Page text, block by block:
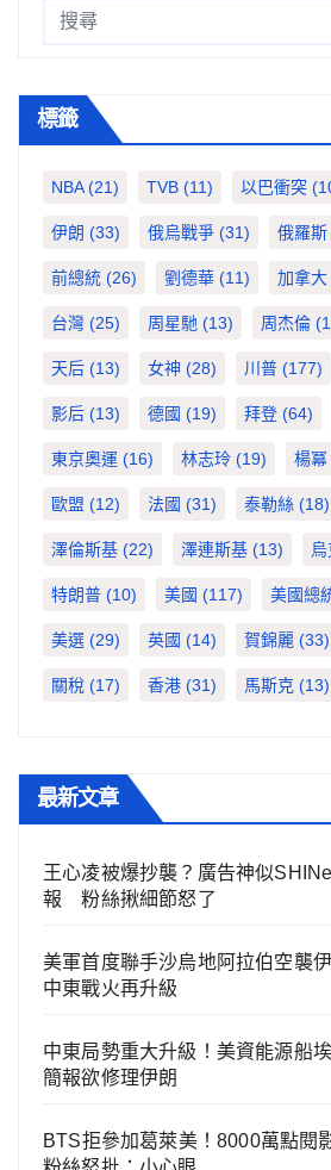
標籤
NBA(21) TVB (11) 以巴衝突
伊朗 (33) 俄烏戰爭 (31) 俄羅斯
前總統 (26) 劉德華 (11) 加拿大
台灣 (25) 周星馳 (13) 周杰倫
天后 (13) 女神 (28) 川普 (177)
影后 (13) 德國 (19) 拜登 (64)
東京奧運 (16) 林志玲 (19) 楊冪
歐盟 (12) 法國 (31) 泰勒絲 (18)
澤倫斯基 (22) 澤連斯基 (13)
特朗普 (10) 美國 (117) 美國總
美選 (29) 英國 (14) 賀錦麗 (33)
關稅 (17) 香港 (31) 馬斯克 (13)
最新文章
王心凌被爆抄襲？廣告神似
報 粉絲揪細節怒了
美軍首度聯手沙烏地阿拉伯空襲
中東戰火再升級
中東局勢重大升級！美資能源船
簡報欲修理伊朗
BTS拒參加葛萊美！8000萬點閱